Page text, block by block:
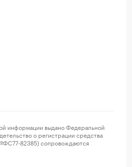
информации выдано Федеральной
о регистрации средства
82385) сопровождаются